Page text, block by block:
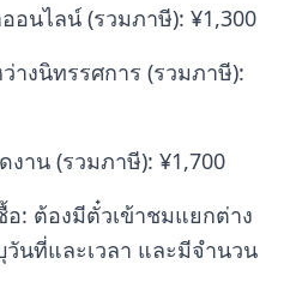
อนไลน์ (รวมภาษี): ¥1,300
างนิทรรศการ (รวมภาษี):
าน (รวมภาษี): ¥1,700
: ต้องมีตั๋วเข้าชมแยกต่าง
วันที่และเวลา และมีจำนวน